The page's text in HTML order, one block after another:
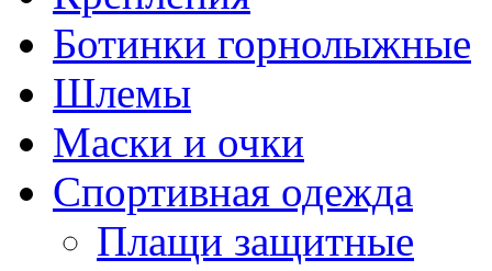
Ботинки горнолыжные
Шлемы
Маски и очки
Спортивная одежда
Плащи защитные